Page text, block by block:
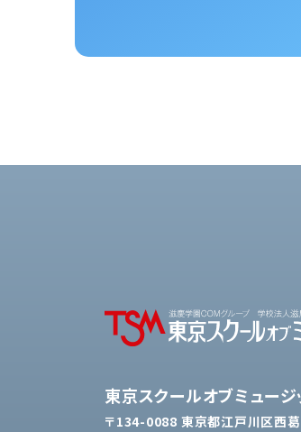
東京スクールオブミュー
〒134-0088 東京都江戸川区西